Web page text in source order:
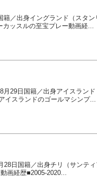
／出身イングランド（スタ
ッスルの至宝プレー動画経...
29日国籍／出身アイスラン
イスランドのゴールマシンプ...
日国籍／出身チリ（サンテ
画経歴■2005-2020...